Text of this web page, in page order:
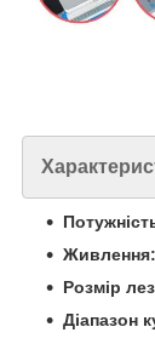
Живлення:
Розмір
Діапазон